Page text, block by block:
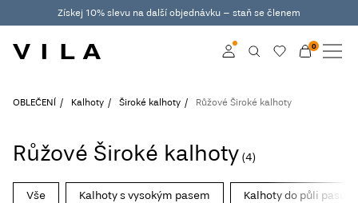
Získej 10% slevu na další objednávku – staň se členem
Přihlásit se
Learn more about VILA
Club
0
NOVINKY
OBLEČENÍ
OBLEČENÍ Kalhoty Široké kalhoty Růžové Široké kalhoty
Růžové Široké kalhoty (4)
Vše Kalhoty s vysokým pasem Kalhoty do půli pasu